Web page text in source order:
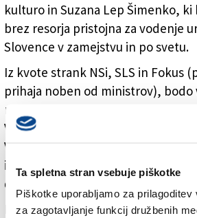
Ta spletna stran vsebuje piškotke
Piškotke uporabljamo za prilagoditev
za zagotavljanje funkcij družbenih
kulturo in Suzana Lep Šimenko,
brez resorja pristojna za vodenje
Slovence v zamejstvu in po svetu.
Iz kvote strank NSi, SLS in Fokus
prihaja noben od ministrov), bodo
ministri za infrastrukturo in
Vrtovec, za kmetijstvo Janez
Valentin Hajdinjak, za lokalno
in regionalni razvoj Monika Kirbiš
demografijo, družino in socialne
Ministri iz kvote stranke